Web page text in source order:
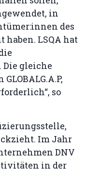
in
des
haben. LSQA hat
gleiche
so
Im Jahr
DNV
in der